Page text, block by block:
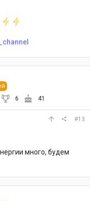
6 41
#13
много, будем